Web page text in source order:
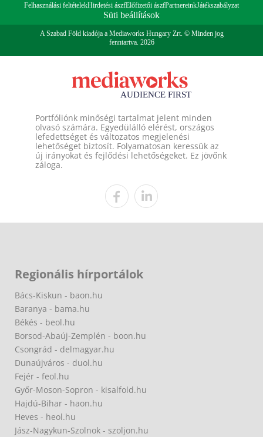
Felhasználási feltételekHirdetési ászfElőfizetői ászfPartnereinkJátékszabályzat
Süti beállítások
A Szabad Föld kiadója a Mediaworks Hungary Zrt. © Minden jog
fenntartva. 2026
Portfóliónk minőségi tartalmat jelent minden
olvasó számára. Egyedülálló elérést, országos
lefedettséget és változatos megjelenési
lehetőséget biztosít. Folyamatosan keressük az
új irányokat és fejlődési lehetőségeket. Ez jövőnk
záloga.
Regionális hírportálok
Bács-Kiskun - baon.hu
Baranya - bama.hu
Békés - beol.hu
Borsod-Abaúj-Zemplén - boon.hu
Csongrád - delmagyar.hu
Dunaújváros - duol.hu
Fejér - feol.hu
Győr-Moson-Sopron - kisalfold.hu
Hajdú-Bihar - haon.hu
Heves - heol.hu
Jász-Nagykun-Szolnok - szoljon.hu